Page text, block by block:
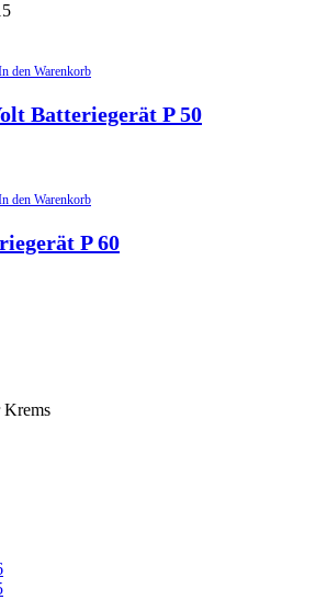
der
den Warenkorb
Batteriegerät P 50
den Warenkorb
P 60
Krems